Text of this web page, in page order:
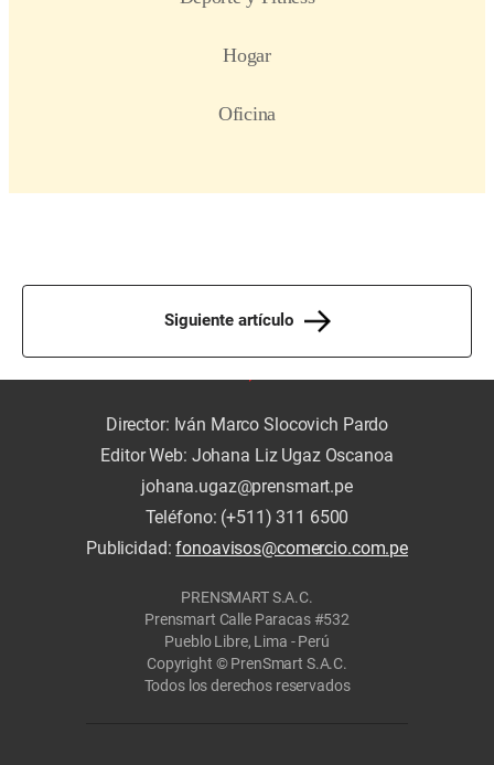
Siguiente artículo
Director: Iván Marco Slocovich Pardo
Editor Web: Johana Liz Ugaz Oscanoa
johana.ugaz@prensmart.pe
Teléfono: (+511) 311 6500
Publicidad:fonoavisos@comercio.com.pe
PRENSMART S.A.C.
Prensmart Calle Paracas #532
Pueblo Libre, Lima - Perú
Copyright © PrenSmart S.A.C.
Todos los derechos reservados